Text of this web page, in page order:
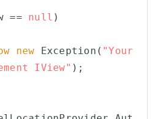
== null )
new Exception( "Your
IView" );